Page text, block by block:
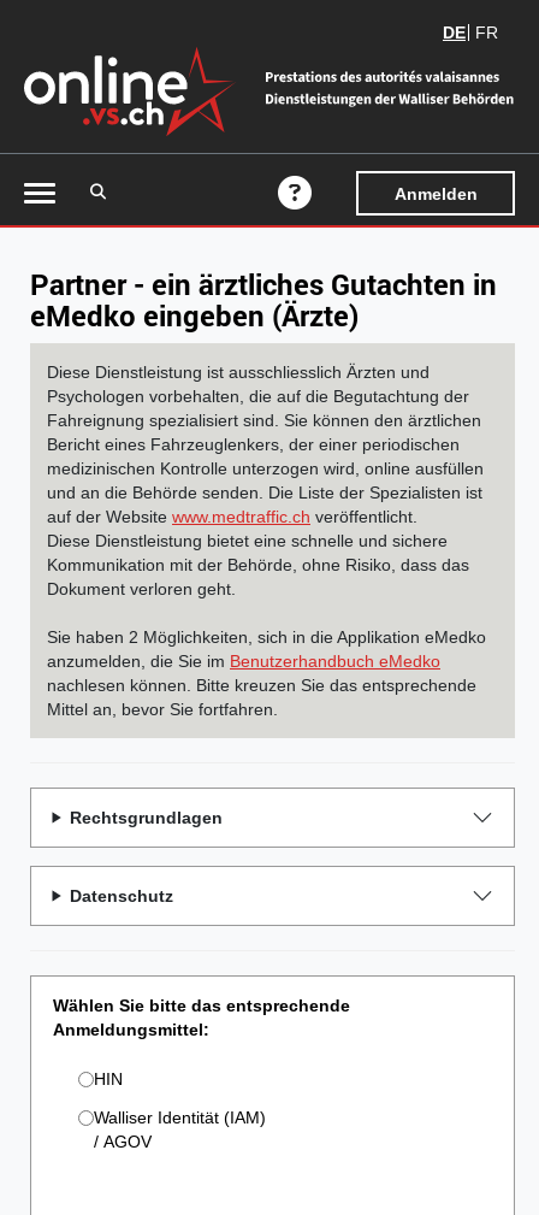
DE FR
Auf die Suche zugreifen
Online-Hilfe
Anmelden
Partner - ein ärztliches Gutachten in
eMedko eingeben (Ärzte)
Diese Dienstleistung ist ausschliesslich Ärzten und
Psychologen vorbehalten, die auf die Begutachtung der
Fahreignung spezialisiert sind. Sie können den ärztlichen
Bericht eines Fahrzeuglenkers, der einer periodischen
medizinischen Kontrolle unterzogen wird, online ausfüllen
und an die Behörde senden. Die Liste der Spezialisten ist
auf der Website www.medtraffic.ch veröffentlicht.
Diese Dienstleistung bietet eine schnelle und sichere
Kommunikation mit der Behörde, ohne Risiko, dass das
Dokument verloren geht.
Sie haben 2 Möglichkeiten, sich in die Applikation eMedko
anzumelden, die Sie im Benutzerhandbuch eMedko
nachlesen können. Bitte kreuzen Sie das entsprechende
Mittel an, bevor Sie fortfahren.
Rechtsgrundlagen
Datenschutz
Wählen Sie bitte das entsprechende
Anmeldungsmittel:
HIN
Walliser Identität (IAM)
/ AGOV